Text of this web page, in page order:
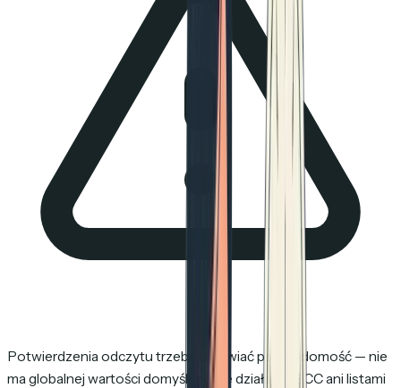
Potwierdzenia odczytu trzeba ustawiać per wiadomość — nie
ma globalnej wartości domyślnej. Nie działają z BCC ani listami